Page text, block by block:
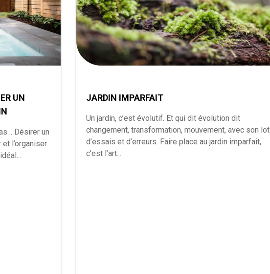
UN
Désirer un
l’organiser.
JARDIN IMPARFAIT
Un jardin, c’est évolutif. Et qui dit évolution dit
changement, transformation, mouvement, avec son lot
d’essais et d’erreurs. Faire place au jardin imparfait,
c’est l’art...